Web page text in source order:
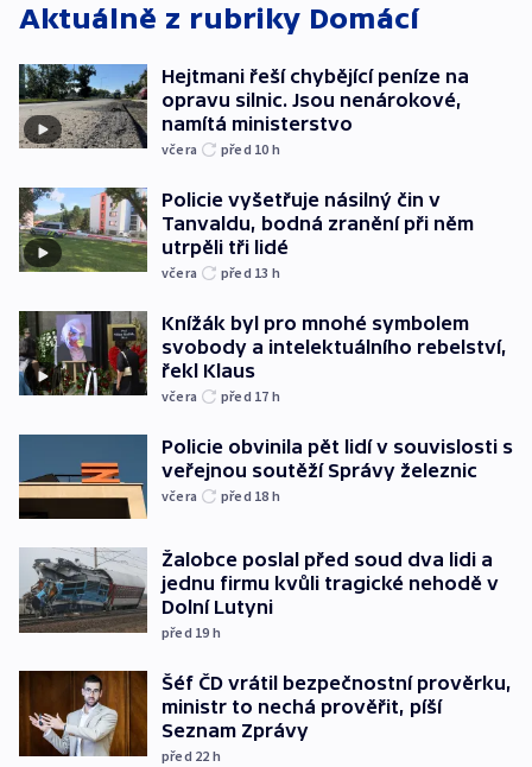
Aktuálně z rubriky Domácí
Hejtmani řeší chybějící peníze na
opravu silnic. Jsou nenárokové,
namítá ministerstvo
včera před 10 h
Policie vyšetřuje násilný čin v
Tanvaldu, bodná zranění při něm
utrpěli tři lidé
včera před 13 h
Knížák byl pro mnohé symbolem
svobody a intelektuálního rebelství,
řekl Klaus
včera před 17 h
Policie obvinila pět lidí v souvislosti s
veřejnou soutěží Správy železnic
včera před 18 h
Žalobce poslal před soud dva lidi a
jednu firmu kvůli tragické nehodě v
Dolní Lutyni
před 19 h
Šéf ČD vrátil bezpečnostní prověrku,
ministr to nechá prověřit, píší
Seznam Zprávy
před 22 h